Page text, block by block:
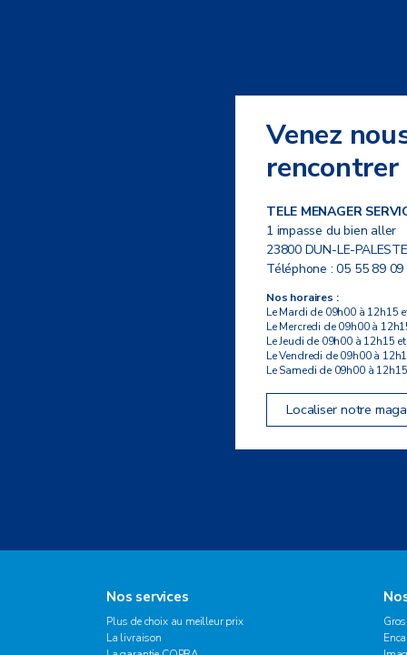
Venez
rencontrer
TELE MENAGER
1 impasse du bien aller
23800 DUN-LE-
Téléphone :05 55 89 09
Nos horaires :
Le Mardi de 09h00 à 12h15
Le Mercredi de 09h00 à
Le Jeudi de 09h00 à 12h15
Le Vendredi de 09h00 à
Le Samedi de 09h00 à
Localiser notre
Nos services
Plus de choix au meilleur prix
La livraison